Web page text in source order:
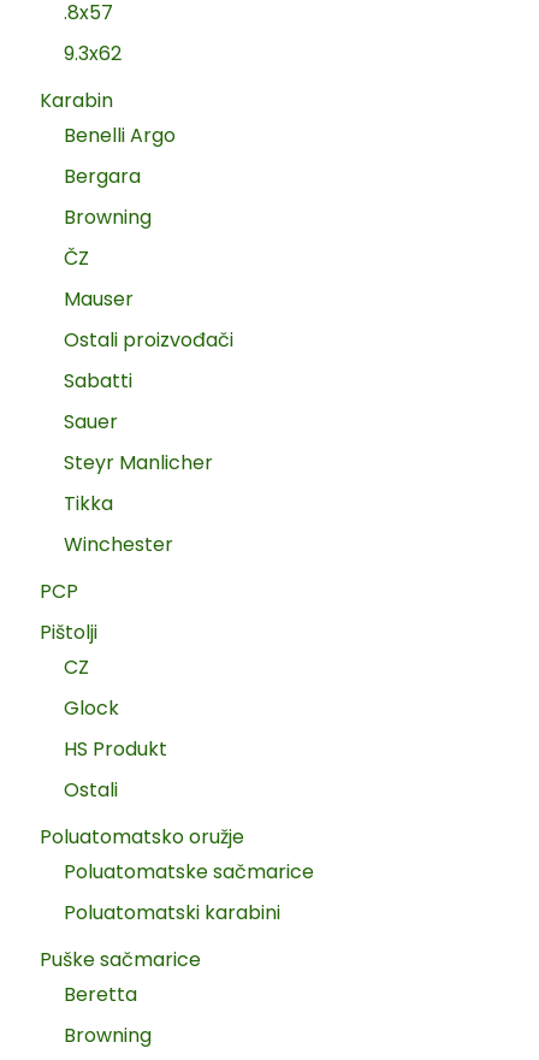
.8x57
9.3x62
Karabin
Benelli Argo
Bergara
Browning
ČZ
Mauser
Ostali proizvođači
Sabatti
Sauer
Steyr Manlicher
Tikka
Winchester
PCP
Pištolji
CZ
Glock
HS Produkt
Ostali
Poluatomatsko oružje
Poluatomatske sačmarice
Poluatomatski karabini
Puške sačmarice
Beretta
Browning